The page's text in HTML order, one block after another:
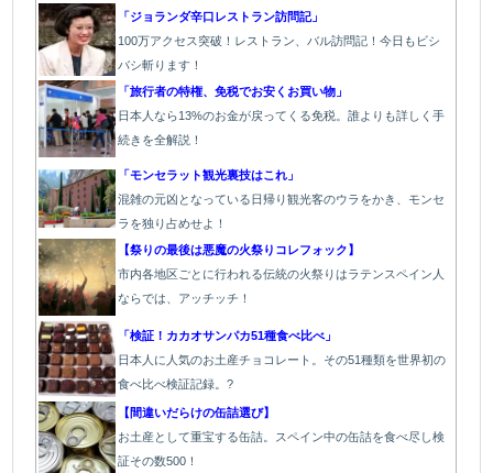
「 ジョランダ辛口レストラン訪問記」
100万アクセス突破！レストラン、バル訪問記！今日もビシ
バシ斬ります！
「旅行者の特権、免税でお安くお買い物」
日本人なら13%のお金が戻ってくる免税。誰よりも詳しく手
続きを全解説！
「モンセラット観光裏技はこれ」
混雑の元凶となっている日帰り観光客のウラをかき、モンセ
ラを独り占めせよ！
【祭りの最後は悪魔の火祭りコレフォック】
市内各地区ごとに行われる伝統の火祭りはラテンスペイン人
ならでは、アッチッチ！
「検証！カカオサンパカ51種食べ比べ」
日本人に人気のお土産チョコレート。その51種類を世界初の
食べ比べ検証記録。?
【間違いだらけの缶詰選び】
お土産として重宝する缶詰。スペイン中の缶詰を食べ尽し検
証その数500！